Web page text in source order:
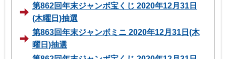
第862回年末ジャンボ宝くじ 2020年12月31日
(木曜日)抽選
第863回年末ジャンボミニ 2020年12月31日(木
曜日)抽選